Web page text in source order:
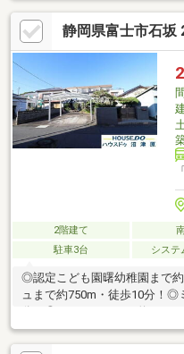
静岡県富士市石坂
2階建て
駐車3台
システ
◎認定こども園曙幼稚園まで
ュまで約750m・徒歩10分！◎
徒歩4分！※設備の内容・状況